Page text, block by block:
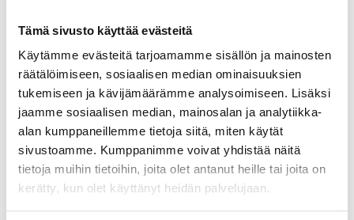
Tämä sivusto käyttää evästeitä
Käytämme evästeitä tarjoamamme sisällön ja mainosten
räätälöimiseen, sosiaalisen median ominaisuuksien
tukemiseen ja kävijämäärämme analysoimiseen. Lisäksi
jaamme sosiaalisen median, mainosalan ja analytiikka-
alan kumppaneillemme tietoja siitä, miten käytät
sivustoamme. Kumppanimme voivat yhdistää näitä
tietoja muihin tietoihin, joita olet antanut heille tai joita on
kerätty, kun olet käyttänyt heidän palvelujaan.
bogey että lyöntipeli. Lisäksi miehille ja naisille on Pisin
35 euron pelimaksuun sisältyvät varsinaisen
kilpailukierroksen lisäksi kärryt, greenfee, aamiainen
ennen kierrosta, kierroksen jälkeen klubin buffetlounas
juomineen sekä saunomismahdollisuus.
Gumböle Golfilla 2016 pelioikeuden omaaville hinta on 10
euroa.
Virallinen ilmoittautumisaika on päättynyt. Jos haluat